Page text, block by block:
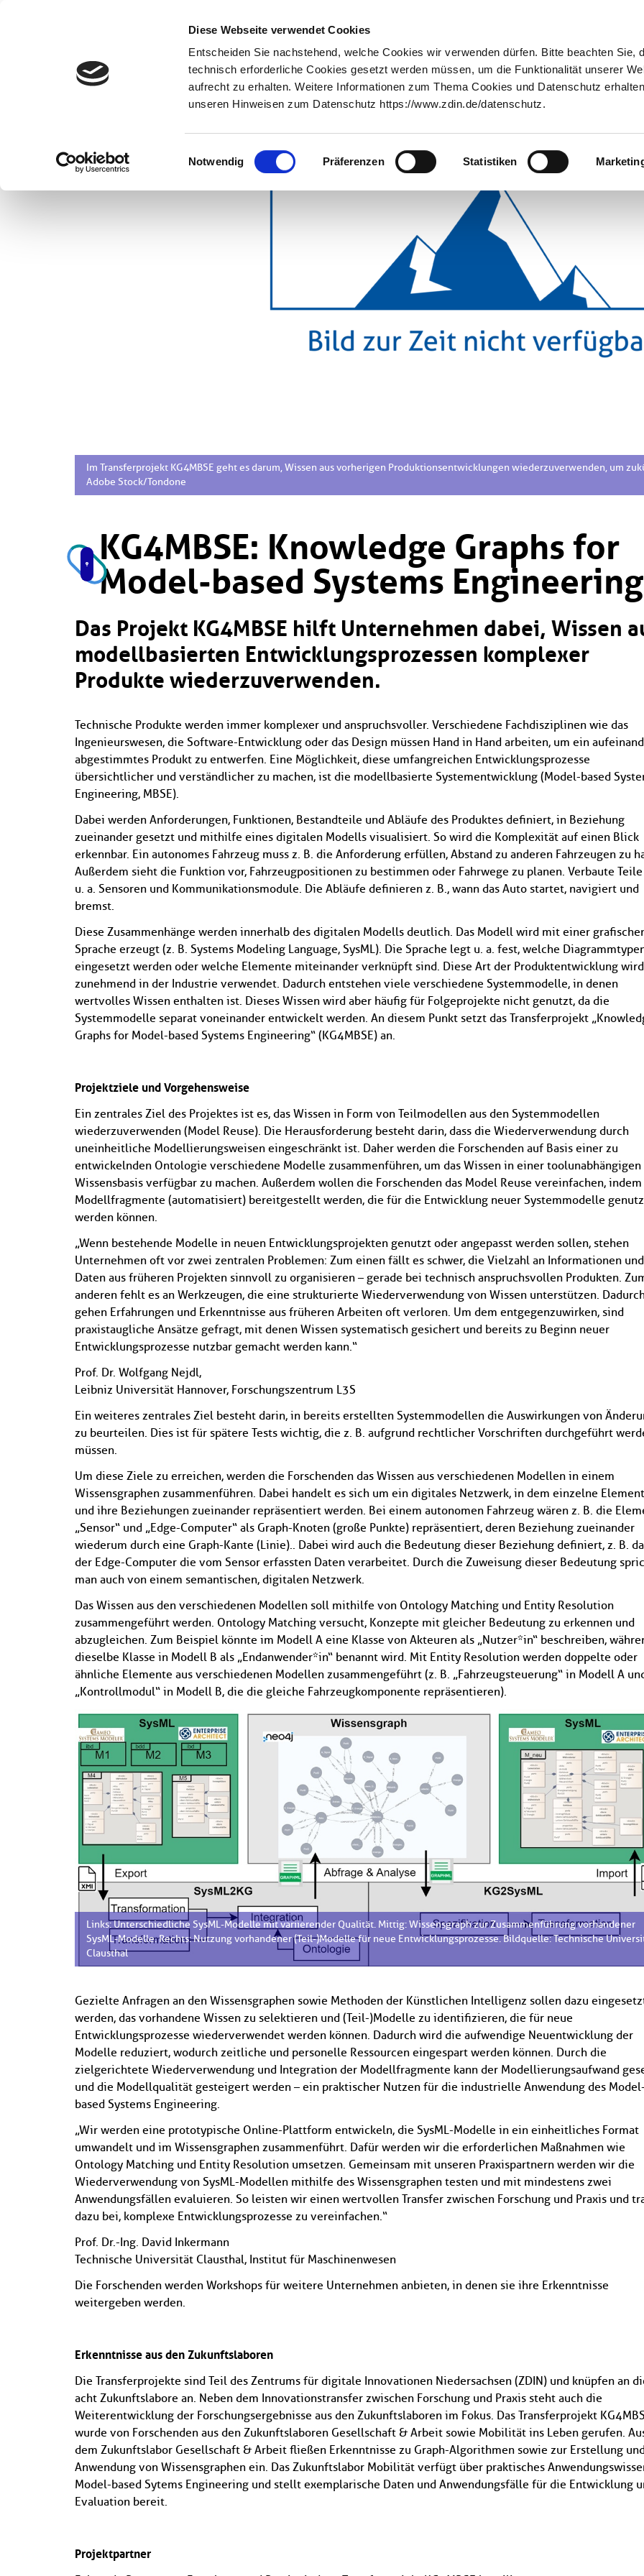
Diese Webseite verwendet Cookies
Entscheiden Sie nachstehend, welche Cookies wir verwenden dürfen. Bitte beachten Sie,
technisch erforderliche Cookies gesetzt werden müssen, um die Funktionalität unserer
aufrecht zu erhalten. Weitere Informationen zum Thema Cookies und Datenschutz
unseren Hinweisen zum Datenschutz https://www.zdin.de/datenschutz.
Einwilligungsauswahl
Notwendig Präferenzen Statistiken
Wissenschaft
Kooperationsmöglichkeiten KG4MBSE: Knowledge Graphs for Model-based Systems Engineering
Im Transferprojekt KG4MBSE geht es darum, Wissen aus vorherigen Produktionsentwicklungen wiederzuverwenden, um
Adobe Stock/Tondone
KG4MBSE: Knowledge Graphs for
Model-based Systems Engineering
Das Projekt KG4MBSE hilft Unternehmen dabei, Wissen
modellbasierten Entwicklungsprozessen komplexer
Produkte wiederzuverwenden.
Technische Produkte werden immer komplexer und anspruchsvoller. Verschiedene Fachdisziplinen wie das
Ingenieurswesen, die Software-Entwicklung oder das Design müssen Hand in Hand arbeiten, um ein
abgestimmtes Produkt zu entwerfen. Eine Möglichkeit, diese umfangreichen Entwicklungsprozesse
übersichtlicher und verständlicher zu machen, ist die modellbasierte Systementwicklung (Model-based
Engineering, MBSE).
Dabei werden Anforderungen, Funktionen, Bestandteile und Abläufe des Produktes definiert, in Beziehung
zueinander gesetzt und mithilfe eines digitalen Modells visualisiert. So wird die Komplexität auf einen Blick
erkennbar. Ein autonomes Fahrzeug muss z. B. die Anforderung erfüllen, Abstand zu anderen Fahrzeugen zu
Außerdem sieht die Funktion vor, Fahrzeugpositionen zu bestimmen oder Fahrwege zu planen. Verbaute
u. a. Sensoren und Kommunikationsmodule. Die Abläufe definieren z. B., wann das Auto startet, navigiert und
bremst.
Diese Zusammenhänge werden innerhalb des digitalen Modells deutlich. Das Modell wird mit einer
Sprache erzeugt (z. B. Systems Modeling Language, SysML). Die Sprache legt u. a. fest, welche
eingesetzt werden oder welche Elemente miteinander verknüpft sind. Diese Art der Produktentwicklung wird
zunehmend in der Industrie verwendet. Dadurch entstehen viele verschiedene Systemmodelle, in denen
wertvolles Wissen enthalten ist. Dieses Wissen wird aber häufig für Folgeprojekte nicht genutzt, da die
Systemmodelle separat voneinander entwickelt werden. An diesem Punkt setzt das Transferprojekt
Graphs for Model-based Systems Engineering“ (KG4MBSE) an.
Projektziele und Vorgehensweise
Ein zentrales Ziel des Projektes ist es, das Wissen in Form von Teilmodellen aus den Systemmodellen
wiederzuverwenden (Model Reuse). Die Herausforderung besteht darin, dass die Wiederverwendung durch
uneinheitliche Modellierungsweisen eingeschränkt ist. Daher werden die Forschenden auf Basis einer zu
entwickelnden Ontologie verschiedene Modelle zusammenführen, um das Wissen in einer toolunabhängigen
Wissensbasis verfügbar zu machen. Außerdem wollen die Forschenden das Model Reuse vereinfachen, indem
Modellfragmente (automatisiert) bereitgestellt werden, die für die Entwicklung neuer Systemmodelle
werden können.
„Wenn bestehende Modelle in neuen Entwicklungsprojekten genutzt oder angepasst werden sollen, stehen
Unternehmen oft vor zwei zentralen Problemen: Zum einen fällt es schwer, die Vielzahl an Informationen und
Daten aus früheren Projekten sinnvoll zu organisieren – gerade bei technisch anspruchsvollen Produkten.
anderen fehlt es an Werkzeugen, die eine strukturierte Wiederverwendung von Wissen unterstützen.
gehen Erfahrungen und Erkenntnisse aus früheren Arbeiten oft verloren. Um dem entgegenzuwirken, sind
praxistaugliche Ansätze gefragt, mit denen Wissen systematisch gesichert und bereits zu Beginn neuer
Entwicklungsprozesse nutzbar gemacht werden kann.“
Prof. Dr. Wolfgang Nejdl,
Leibniz Universität Hannover, Forschungszentrum L3S
Ein weiteres zentrales Ziel besteht darin, in bereits erstellten Systemmodellen die Auswirkungen von
zu beurteilen. Dies ist für spätere Tests wichtig, die z. B. aufgrund rechtlicher Vorschriften durchgeführt
müssen.
Um diese Ziele zu erreichen, werden die Forschenden das Wissen aus verschiedenen Modellen in einem
Wissensgraphen zusammenführen. Dabei handelt es sich um ein digitales Netzwerk, in dem einzelne
und ihre Beziehungen zueinander repräsentiert werden. Bei einem autonomen Fahrzeug wären z. B. die
„Sensor“ und „Edge-Computer“ als Graph-Knoten (große Punkte) repräsentiert, deren Beziehung zueinander
wiederum durch eine Graph-Kante (Linie).. Dabei wird auch die Bedeutung dieser Beziehung definiert, z. B.
der Edge-Computer die vom Sensor erfassten Daten verarbeitet. Durch die Zuweisung dieser Bedeutung
man auch von einem semantischen, digitalen Netzwerk.
Das Wissen aus den verschiedenen Modellen soll mithilfe von Ontology Matching und Entity Resolution
zusammengeführt werden. Ontology Matching versucht, Konzepte mit gleicher Bedeutung zu erkennen und
abzugleichen. Zum Beispiel könnte im Modell A eine Klasse von Akteuren als „Nutzer*in“ beschreiben,
dieselbe Klasse in Modell B als „Endanwender*in“ benannt wird. Mit Entity Resolution werden doppelte oder
ähnliche Elemente aus verschiedenen Modellen zusammengeführt (z. B. „Fahrzeugsteuerung“ in Modell A
„Kontrollmodul“ in Modell B, die die gleiche Fahrzeugkomponente repräsentieren).
Links: Unterschiedliche SysML-Modelle mit variierender Qualität. Mittig: Wissensgraph zur Zusammenführung vorhandener
SysML-Modelle. Rechts: Nutzung vorhandener (Teil-)Modelle für neue Entwicklungsprozesse. Bildquelle: Technische
Clausthal
Gezielte Anfragen an den Wissensgraphen sowie Methoden der Künstlichen Intelligenz sollen dazu
werden, das vorhandene Wissen zu selektieren und (Teil-)Modelle zu identifizieren, die für neue
Entwicklungsprozesse wiederverwendet werden können. Dadurch wird die aufwendige Neuentwicklung der
Modelle reduziert, wodurch zeitliche und personelle Ressourcen eingespart werden können. Durch die
zielgerichtete Wiederverwendung und Integration der Modellfragmente kann der Modellierungsaufwand
und die Modellqualität gesteigert werden – ein praktischer Nutzen für die industrielle Anwendung des Model-
based Systems Engineering.
„Wir werden eine prototypische Online-Plattform entwickeln, die SysML-Modelle in ein einheitliches Format
umwandelt und im Wissensgraphen zusammenführt. Dafür werden wir die erforderlichen Maßnahmen wie
Ontology Matching und Entity Resolution umsetzen. Gemeinsam mit unseren Praxispartnern werden wir die
Wiederverwendung von SysML-Modellen mithilfe des Wissensgraphen testen und mit mindestens zwei
Anwendungsfällen evaluieren. So leisten wir einen wertvollen Transfer zwischen Forschung und Praxis und
dazu bei, komplexe Entwicklungsprozesse zu vereinfachen.“
Prof. Dr.-Ing. David Inkermann
Technische Universität Clausthal, Institut für Maschinenwesen
Die Forschenden werden Workshops für weitere Unternehmen anbieten, in denen sie ihre Erkenntnisse
weitergeben werden.
Erkenntnisse aus den Zukunftslaboren
Die Transferprojekte sind Teil des Zentrums für digitale Innovationen Niedersachsen (ZDIN) und knüpfen an
acht Zukunftslabore an. Neben dem Innovationstransfer zwischen Forschung und Praxis steht auch die
Weiterentwicklung der Forschungsergebnisse aus den Zukunftslaboren im Fokus. Das Transferprojekt
wurde von Forschenden aus den Zukunftslaboren Gesellschaft & Arbeit sowie Mobilität ins Leben gerufen.
dem Zukunftslabor Gesellschaft & Arbeit fließen Erkenntnisse zu Graph-Algorithmen sowie zur Erstellung und
Anwendung von Wissensgraphen ein. Das Zukunftslabor Mobilität verfügt über praktisches
Model-based Sytems Engineering und stellt exemplarische Daten und Anwendungsfälle für die Entwicklung
Evaluation bereit.
Projektpartner
Newsletter abonnieren
Bitte beachten Sie unsereDatenschutzhinweise, die Sie
umfassend über unsere Datenverarbeitung und Ihre
Datenschutzrechte informieren.*
* Pflichtfelder